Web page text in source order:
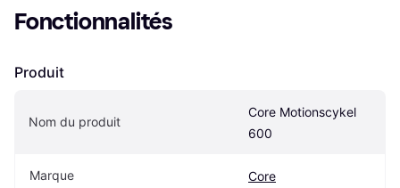
Fonctionnalités
Produit
Nom du produit
Core Motionscykel
600
Marque Core